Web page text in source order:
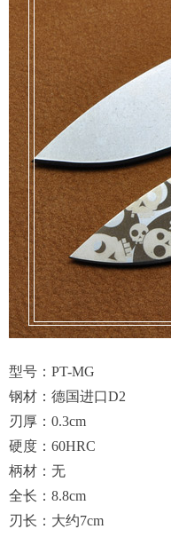
型号：PT-MG
钢材：德国进口D2
刃厚：0.3cm
硬度：60HRC
柄材：无
全长：8.8cm
刃长：大约7cm